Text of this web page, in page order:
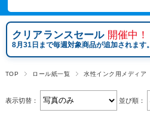
クリアランスセール 開催中！
8月31日まで毎週対象商品が追加されます。
TOP ロール紙一覧 水性インク用メディア
表示切替： 並び順：